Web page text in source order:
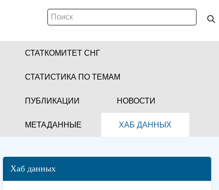
СТАТКОМИТЕТ СНГ
СТАТИСТИКА ПО ТЕМАМ
ПУБЛИКАЦИИ НОВОСТИ
МЕТАДАННЫЕ ХАБ ДАННЫХ
Хаб данных